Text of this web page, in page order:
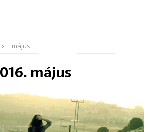
május
május